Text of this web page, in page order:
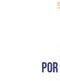
Por